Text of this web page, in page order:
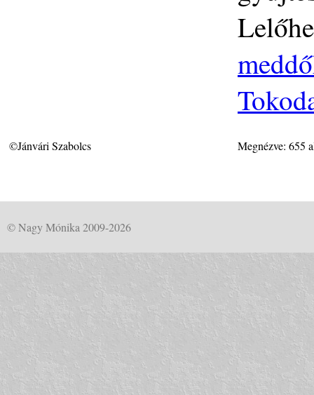
©Jánvári Szabolcs Megnézve: 655
© Nagy Mónika 2009-2026